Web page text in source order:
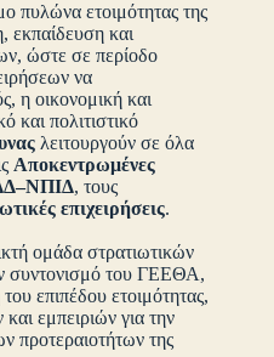
πυλώνα ετοιμότητας της
εκπαίδευση και
ώστε σε περίοδο
να
η οικονομική και
και πολιτιστικό
λειτουργούν σε όλα
Αποκεντρωμένες
, τους
επιχειρήσεις.
ομάδα στρατιωτικών
συντονισμό του ΓΕΕΘΑ,
επιπέδου ετοιμότητας,
εμπειριών για την
προτεραιοτήτων της